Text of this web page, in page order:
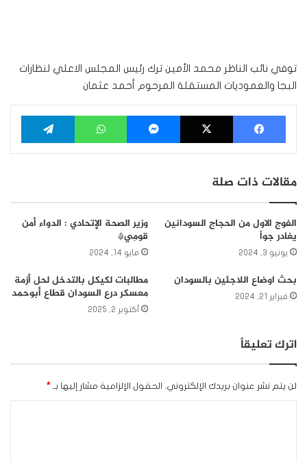
توفي نائب الناظر محمد الأمين ترك رئيس المجلس الاعلي لنظارات
البجا والعموديات المستقلة المرحوم أحمد عثمان
فيسبوك ‫X ماسنجر واتساب
مقالات ذات صلة
الفوج الاول من الحجاج السودانين
يغادر جواً
يونيو 3, 2024
وزير الصحة الإِتحادي : الدواء أمن
قومِي*
مايو 14, 2024
بحث اوضاع اللاجئين بالسودان
فبراير 21, 2024
مطالبات لكيكل بالتدخل لحل أزمة
معسكر درع السودان قطاع أبوحمد
أكتوبر 2, 2025
اترك تعليقاً
لن يتم نشر عنوان بريدك الإلكتروني. الحقول الإلزامية مشار إليها بـ *